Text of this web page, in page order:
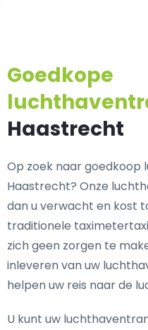
Goedkope
Haastrecht
Op zoek naar
Haastrecht? Onze
dan u verwacht en kost
traditionele
zich geen zorgen te
inleveren van uw
helpen uw reis naar de
U kunt uw